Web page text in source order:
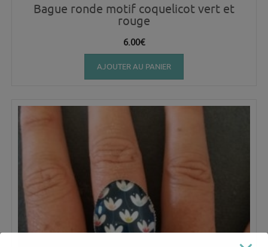
Bague ronde motif coquelicot vert et
rouge
6.00€
AJOUTER AU PANIER